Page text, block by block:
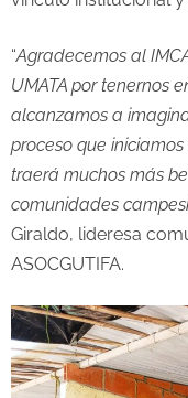
“Agradecemos al
UMATA por tenernos
alcanzamos a
proceso que
traerá muchos más
comunidades
Giraldo, lideresa
ASOCGUTIFA.